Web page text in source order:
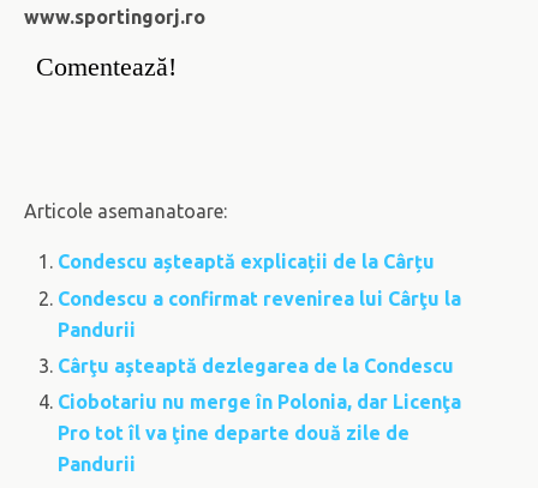
www.sportingorj.ro
Comentează!
Articole asemanatoare:
Condescu așteaptă explicații de la Cârțu
Condescu a confirmat revenirea lui Cârţu la
Pandurii
Cârţu aşteaptă dezlegarea de la Condescu
Ciobotariu nu merge în Polonia, dar Licenţa
Pro tot îl va ţine departe două zile de
Pandurii